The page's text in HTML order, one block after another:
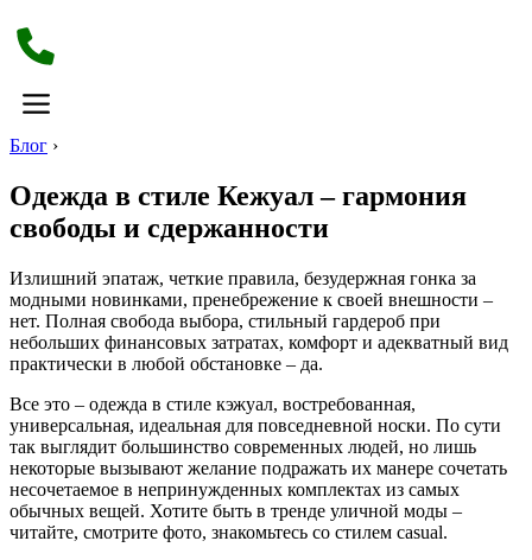
Блог ›
Одежда в стиле Кежуал – гармония
свободы и сдержанности
Излишний эпатаж, четкие правила, безудержная гонка за
модными новинками, пренебрежение к своей внешности –
нет. Полная свобода выбора, стильный гардероб при
небольших финансовых затратах, комфорт и адекватный вид
практически в любой обстановке – да.
Все это – одежда в стиле кэжуал, востребованная,
универсальная, идеальная для повседневной носки. По сути
так выглядит большинство современных людей, но лишь
некоторые вызывают желание подражать их манере сочетать
несочетаемое в непринужденных комплектах из самых
обычных вещей. Хотите быть в тренде уличной моды –
читайте, смотрите фото, знакомьтесь со стилем casual.